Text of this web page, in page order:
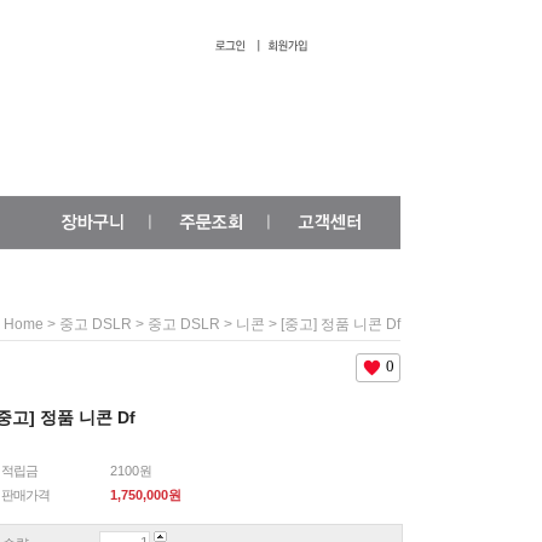
Home > 중고 DSLR > 중고 DSLR > 니콘 > [중고] 정품 니콘 Df
0
고] 정품 니콘 Df
적립금
2100원
판매가격
1,750,000원